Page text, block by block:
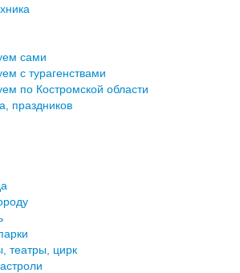
сами
с турагенствами
по Костромской области
праздников
театры, цирк